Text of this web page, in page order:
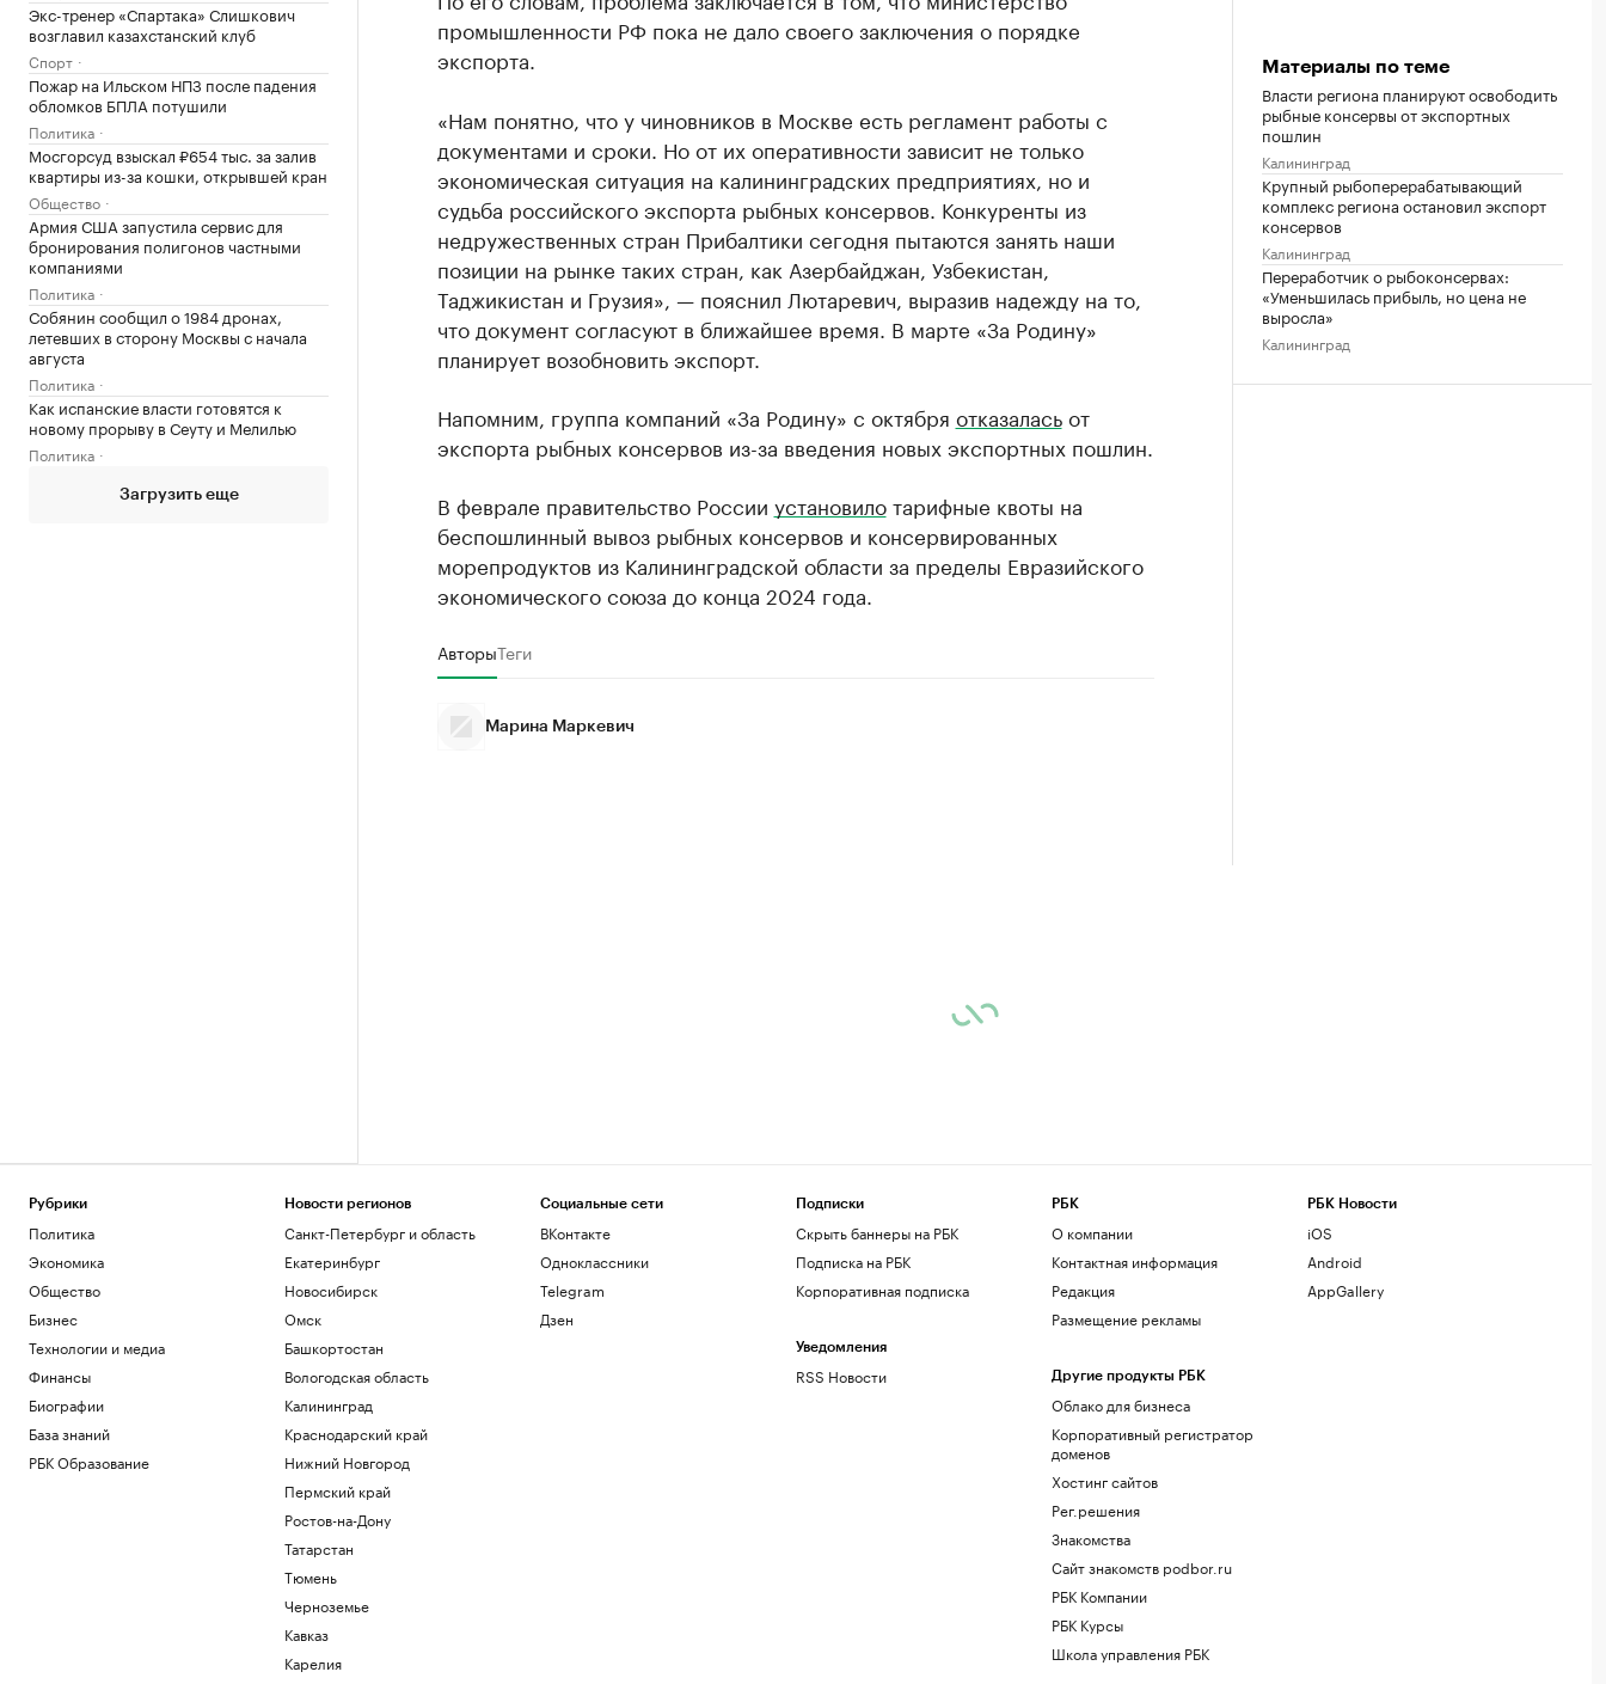
Экс-тренер «Спартака» Слишкович
возглавил казахстанский клуб
Спорт
Пожар на Ильском НПЗ после падения
обломков БПЛА потушили
Политика
Мосгорсуд взыскал ₽654 тыс. за залив
квартиры из-за кошки, открывшей кран
Общество
Армия США запустила сервис для
бронирования полигонов частными
компаниями
Политика
Собянин сообщил о 1984 дронах,
летевших в сторону Москвы с начала
августа
Политика
Как испанские власти готовятся к
новому прорыву в Сеуту и Мелилью
Политика
Загрузить еще
промышленности РФ пока не дало своего заключения о порядке
экспорта.
«Нам понятно, что у чиновников в Москве есть регламент работы с
документами и сроки. Но от их оперативности зависит не только
экономическая ситуация на калининградских предприятиях, но и
судьба российского экспорта рыбных консервов. Конкуренты из
недружественных стран Прибалтики сегодня пытаются занять наши
позиции на рынке таких стран, как Азербайджан, Узбекистан,
Таджикистан и Грузия», — пояснил Лютаревич, выразив надежду на то,
что документ согласуют в ближайшее время. В марте «За Родину»
планирует возобновить экспорт.
Напомним, группа компаний «За Родину» с октября отказаласьот
экспорта рыбных консервов из-за введения новых экспортных пошлин.
В феврале правительство России установилотарифные квоты на
беспошлинный вывоз рыбных консервов и консервированных
морепродуктов из Калининградской области за пределы Евразийского
экономического союза до конца 2024 года.
АвторыТеги
Марина Маркевич
Материалы по теме
Власти региона планируют освободить
рыбные консервы от экспортных
пошлин
Калининград
Крупный рыбоперерабатывающий
комплекс региона остановил экспорт
консервов
Калининград
Переработчик о рыбоконсервах:
«Уменьшилась прибыль, но цена не
выросла»
Калининград
Рубрики
Политика
Экономика
Общество
Бизнес
Технологии и медиа
Финансы
Биографии
База знаний
РБК Образование
Новости регионов
Санкт-Петербург и область
Екатеринбург
Новосибирск
Омск
Башкортостан
Вологодская область
Калининград
Краснодарский край
Нижний Новгород
Пермский край
Ростов-на-Дону
Татарстан
Тюмень
Черноземье
Кавказ
Карелия
Социальные сети
ВКонтакте
Одноклассники
Telegram
Дзен
Подписки
Скрыть баннеры на РБК
Подписка на РБК
Корпоративная подписка
Уведомления
RSS Новости
РБК
О компании
Контактная информация
Редакция
Размещение рекламы
Другие продукты РБК
Облако для бизнеса
Корпоративный регистратор
доменов
Хостинг сайтов
Рег.решения
Знакомства
Сайт знакомств podbor.ru
РБК Компании
РБК Курсы
Школа управления РБК
РБК Новости
iOS
Android
AppGallery